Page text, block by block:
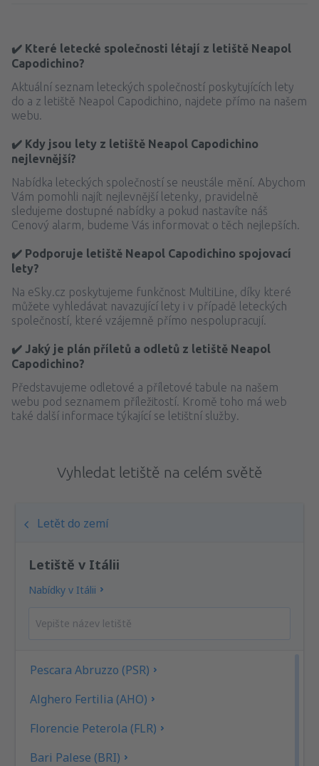
✔️ Které letecké společnosti létají z letiště Neapol
Capodichino?
Aktuální seznam leteckých společností poskytujících lety
do a z letiště Neapol Capodichino, najdete přímo na našem
webu.
✔️ Kdy jsou lety z letiště Neapol Capodichino
nejlevnější?
Nabídka leteckých společností se neustále mění. Abychom
Vám pomohli najít nejlevnější letenky, pravidelně
sledujeme dostupné nabídky a pokud nastavíte náš
Cenový alarm, budeme Vás informovat o těch nejlepších.
✔️ Podporuje letiště Neapol Capodichino spojovací
lety?
Na eSky.cz poskytujeme funkčnost MultiLine, díky které
můžete vyhledávat navazující lety i v případě leteckých
společností, které vzájemně přímo nespolupracují.
✔️ Jaký je plán příletů a odletů z letiště Neapol
Capodichino?
Představujeme odletové a příletové tabule na našem
webu pod seznamem příležitostí. Kromě toho má web
také další informace týkající se letištní služby.
Vyhledat letiště na celém světě
Letět do zemí
Letiště v Itálii
Nabídky v Itálii
Pescara Abruzzo (PSR)
Alghero Fertilia (AHO)
Florencie Peterola (FLR)
Bari Palese (BRI)